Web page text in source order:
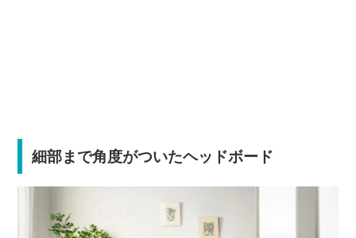
細部まで角度がついたヘッドボード